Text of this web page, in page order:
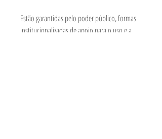
Estão garantidas pelo poder público, formas
institucionalizadas de apoio para o uso e a